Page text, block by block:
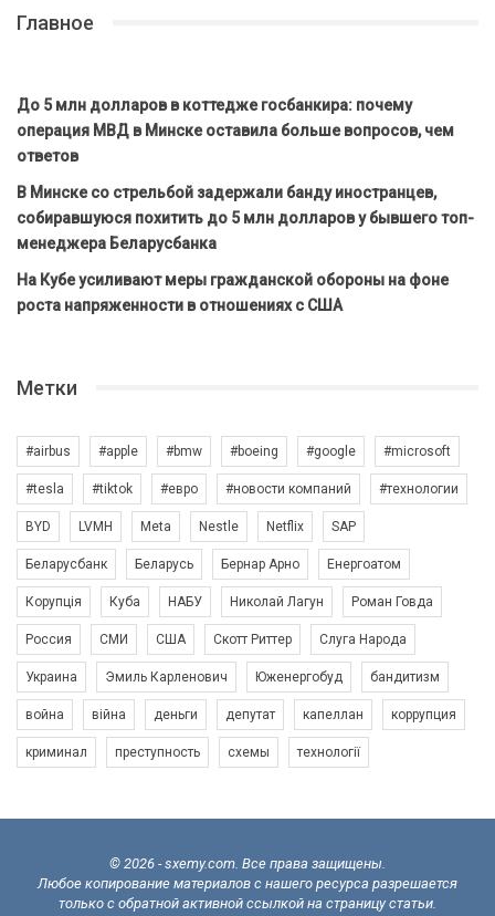
Главное
До 5 млн долларов в коттедже госбанкира: почему
операция МВД в Минске оставила больше вопросов, чем
ответов
В Минске со стрельбой задержали банду иностранцев,
собиравшуюся похитить до 5 млн долларов у бывшего топ-
менеджера Беларусбанка
На Кубе усиливают меры гражданской обороны на фоне
роста напряженности в отношениях с США
Метки
#airbus #apple #bmw #boeing #google #microsoft
#tesla #tiktok #евро #новости компаний #технологии
BYD LVMH Meta Nestle Netflix SAP
Беларусбанк Беларусь Бернар Арно Енергоатом
Корупція Куба НАБУ Николай Лагун Роман Говда
Россия СМИ США Скотт Риттер Слуга Народа
Украина Эмиль Карленович Юженергобуд бандитизм
война війна деньги депутат капеллан коррупция
криминал преступность схемы технології
© 2026 - sxemy.com. Все права защищены.
Любое копирование материалов с нашего ресурса разрешается
только с обратной активной ссылкой на страницу статьи.